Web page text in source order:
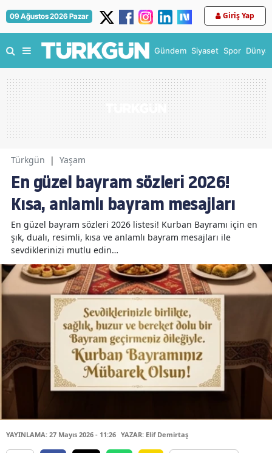
09 Ağustos 2026 Pazar Giriş Yap
Gündem Siyaset Spor Dünya
Türkgün | Yaşam
En güzel bayram sözleri 2026!
Kısa, anlamlı bayram mesajları
En güzel bayram sözleri 2026 listesi! Kurban Bayramı için en
şık, dualı, resimli, kısa ve anlamlı bayram mesajları ile
sevdiklerinizi mutlu edin…
YAYINLAMA: 27 Mayıs 2026 - 11:26 YAZAR: Elif Demirtaş